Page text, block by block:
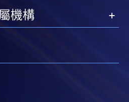
機構